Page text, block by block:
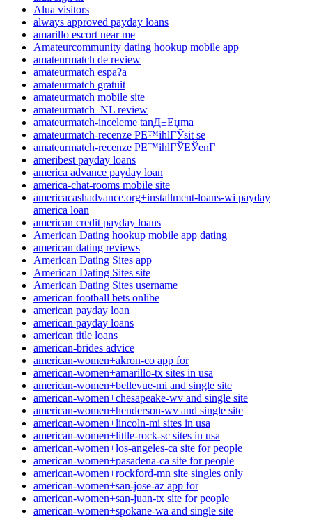
Alua visitors
always approved payday loans
amarillo escort near me
Amateurcommunity dating hookup mobile app
amateurmatch de review
amateurmatch espa?a
amateurmatch gratuit
amateurmatch mobile site
amateurmatch_NL review
amateurmatch-inceleme tanД±Еџma
amateurmatch-recenze PЕ™ihlГЎsit se
amateurmatch-recenze PЕ™ihlГЎЕЎenГ­
ameribest payday loans
america advance payday loan
america-chat-rooms mobile site
americacashadvance.org+installment-loans-wi payday
america loan
american credit payday loans
American Dating hookup mobile app dating
american dating reviews
American Dating Sites app
American Dating Sites site
American Dating Sites username
american football bets onlibe
american payday loan
american payday loans
american title loans
american-brides advice
american-women+akron-co app for
american-women+amarillo-tx sites in usa
american-women+bellevue-mi and single site
american-women+chesapeake-wv and single site
american-women+henderson-wv and single site
american-women+lincoln-mi sites in usa
american-women+little-rock-sc sites in usa
american-women+los-angeles-ca site for people
american-women+pasadena-ca site for people
american-women+rockford-mn site singles only
american-women+san-jose-az app for
american-women+san-juan-tx site for people
american-women+spokane-wa and single site